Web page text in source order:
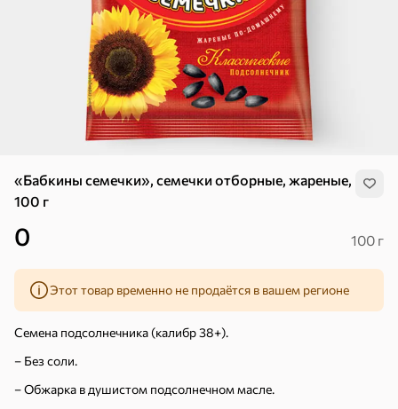
«Бабкины семечки», семечки отборные, жареные,
100 г
0 100 г
Этот товар временно не продаётся в вашем регионе
Семена подсолнечника (калибр 38+).
– Без соли.
– Обжарка в душистом подсолнечном масле.
94 г
«Tondi», воздушные сухарики в сахаре с молочным вкусом, 94 г
В корзину
101,4 ₽
340 г
Каша гречневая с говядиной «Томлёная по-домашнему» «Главпродукт», 340 г
В корзину